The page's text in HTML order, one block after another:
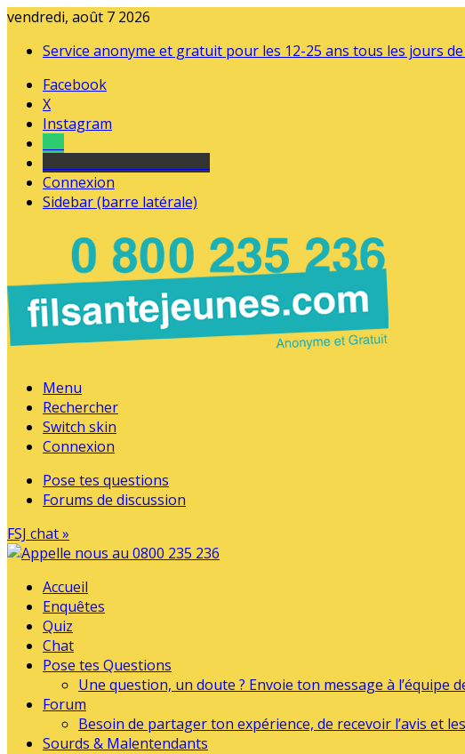
vendredi, août 7 2026
Service anonyme et gratuit pour les 12-25 ans tous les jours
Facebook
X
Instagram
Connexion
Sidebar (barre latérale)
Menu
Rechercher
Switch skin
Connexion
Pose tes questions
Forums de discussion
FSJ chat »
Accueil
Enquêtes
Quiz
Chat
Pose tes Questions
Une question, un doute ? Envoie ton message à l’équipe
Forum
Besoin de partager ton expérience, de recevoir l’avis et
Sourds & Malentendants